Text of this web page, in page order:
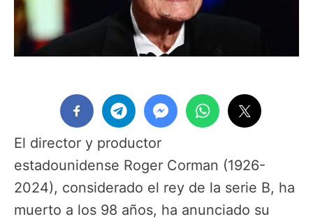
El director y productor
estadounidense Roger Corman (1926-
2024), considerado el rey de la serie B, ha
muerto a los 98 años, ha anunciado su